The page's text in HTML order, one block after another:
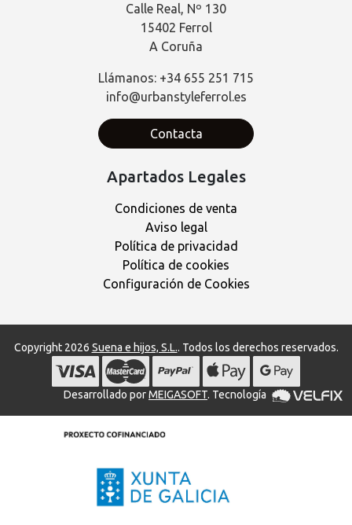
Calle Real, Nº 130
15402 Ferrol
A Coruña
Llámanos: +34 655 251 715
info@urbanstyleferrol.es
Contacta
Apartados Legales
Condiciones de venta
Aviso legal
Política de privacidad
Política de cookies
Configuración de Cookies
Copyright 2026 Suena e hijos, S.L.. Todos los derechos reservados.
Desarrollado porMEIGASOFT. Tecnología